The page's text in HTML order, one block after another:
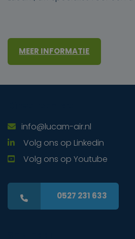
MEER INFORMATIE
info@lucam-air.nl
Volg ons op Linkedin
Volg ons op Youtube
0527 231 633